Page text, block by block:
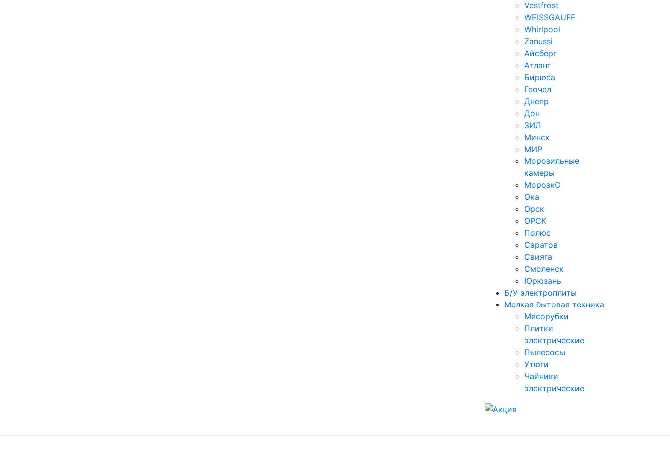
Vestfrost
WEISSGAUFF
Whirlpool
Zanussi
Айсберг
Атлант
Бирюса
Геочел
Днепр
Дон
ЗИЛ
Минск
МИР
Морозильные
камеры
МорозкО
Ока
Орск
ОРСК
Полюс
Саратов
Свияга
Смоленск
Юрюзань
Б/У электроплиты
Мелкая бытовая техника
Мясорубки
Плитки
электрические
Пылесосы
Утюги
Чайники
электрические